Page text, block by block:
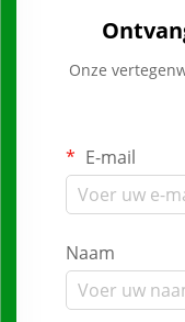
Onze
E-mail
Naam